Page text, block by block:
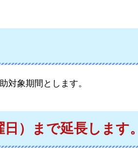
対象期間とします。
）まで延長します。